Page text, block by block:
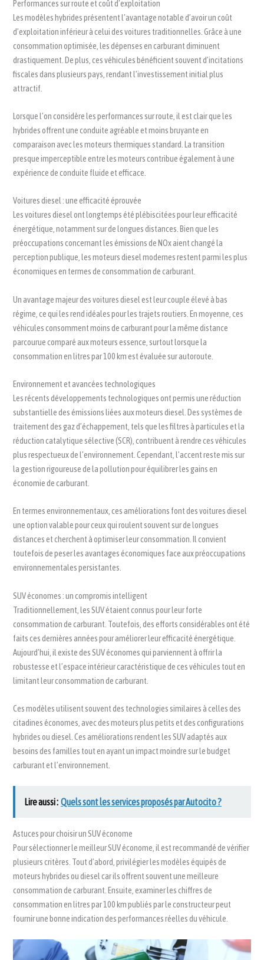
Performances sur route et coût d’exploitation
Les modèles hybrides présentent l’avantage notable d’avoir un coût
d’exploitation inférieur à celui des voitures traditionnelles. Grâce à une
consommation optimisée, les dépenses en carburant diminuent
drastiquement. De plus, ces véhicules bénéficient souvent d’incitations
fiscales dans plusieurs pays, rendant l’investissement initial plus
attractif.
Lorsque l’on considère les performances sur route, il est clair que les
hybrides offrent une conduite agréable et moins bruyante en
comparaison avec les moteurs thermiques standard. La transition
presque imperceptible entre les moteurs contribue également à une
expérience de conduite fluide et efficace.
Voitures diesel : une efficacité éprouvée
Les voitures diesel ont longtemps été plébiscitées pour leur efficacité
énergétique, notamment sur de longues distances. Bien que les
préoccupations concernant les émissions de NOx aient changé la
perception publique, les moteurs diesel modernes restent parmi les plus
économiques en termes de consommation de carburant.
Un avantage majeur des voitures diesel est leur couple élevé à bas
régime, ce qui les rend idéales pour les trajets routiers. En moyenne, ces
véhicules consomment moins de carburant pour la même distance
parcourue comparé aux moteurs essence, surtout lorsque la
consommation en litres par 100 km est évaluée sur autoroute.
Environnement et avancées technologiques
Les récents développements technologiques ont permis une réduction
substantielle des émissions liées aux moteurs diesel. Des systèmes de
traitement des gaz d’échappement, tels que les filtres à particules et la
réduction catalytique sélective (SCR), contribuent à rendre ces véhicules
plus respectueux de l’environnement. Cependant, l’accent reste mis sur
la gestion rigoureuse de la pollution pour équilibrer les gains en
économie de carburant.
En termes environnementaux, ces améliorations font des voitures diesel
une option valable pour ceux qui roulent souvent sur de longues
distances et cherchent à optimiser leur consommation. Il convient
toutefois de peser les avantages économiques face aux préoccupations
environnementales persistantes.
SUV économes : un compromis intelligent
Traditionnellement, les SUV étaient connus pour leur forte
consommation de carburant. Toutefois, des efforts considérables ont été
faits ces dernières années pour améliorer leur efficacité énergétique.
Aujourd’hui, il existe des SUV économes qui parviennent à offrir la
robustesse et l’espace intérieur caractéristique de ces véhicules tout en
limitant leur consommation de carburant.
Ces modèles utilisent souvent des technologies similaires à celles des
citadines économes, avec des moteurs plus petits et des configurations
hybrides ou diesel. Ces améliorations rendent les SUV adaptés aux
besoins des familles tout en ayant un impact moindre sur le budget
carburant et l’environnement.
Lire aussi : Quels sont les services proposés par Autocito ?
Astuces pour choisir un SUV économe
Pour sélectionner le meilleur SUV économe, il est recommandé de vérifier
plusieurs critères. Tout d’abord, privilégier les modèles équipés de
moteurs hybrides ou diesel car ils offrent souvent une meilleure
consommation de carburant. Ensuite, examiner les chiffres de
consommation en litres par 100 km publiés par le constructeur peut
fournir une bonne indication des performances réelles du véhicule.